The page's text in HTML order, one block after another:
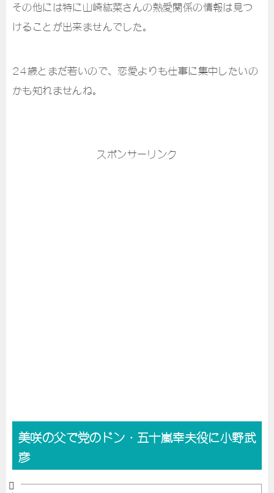
その他には特に山崎紘菜さんの熱愛関係の情報は見つ
けることが出来ませんでした。
24歳とまだ若いので、恋愛よりも仕事に集中したいの
かも知れませんね。
スポンサーリンク
美咲の父で党のドン・五十嵐幸夫役に小野武
彦